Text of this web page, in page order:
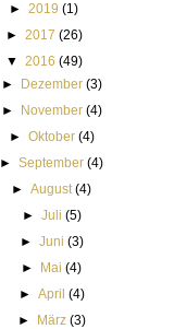
► 2019 (1)
► 2017 (26)
▼ 2016 (49)
►
Dezember (3)
►
November (4)
► Oktober (4)
►September (4)
►August (4)
► Juli (5)
► Juni (3)
►
Mai (4)
► April (4)
►
März (3)